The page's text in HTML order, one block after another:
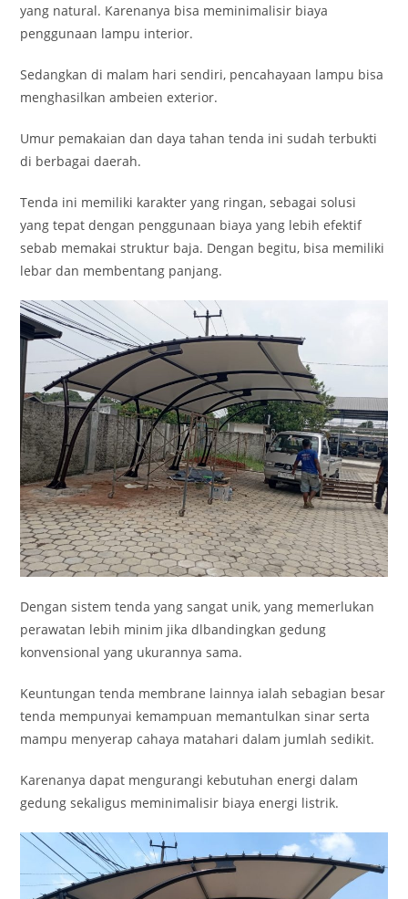
yang natural. Karenanya bisa meminimalisir biaya
penggunaan lampu interior.
Sedangkan di malam hari sendiri, pencahayaan lampu bisa
menghasilkan ambeien exterior.
Umur pemakaian dan daya tahan tenda ini sudah terbukti
di berbagai daerah.
Tenda ini memiliki karakter yang ringan, sebagai solusi
yang tepat dengan penggunaan biaya yang lebih efektif
sebab memakai struktur baja. Dengan begitu, bisa memiliki
lebar dan membentang panjang.
Dengan sistem tenda yang sangat unik, yang memerlukan
perawatan lebih minim jika dlbandingkan gedung
konvensional yang ukurannya sama.
Keuntungan tenda membrane lainnya ialah sebagian besar
tenda mempunyai kemampuan memantulkan sinar serta
mampu menyerap cahaya matahari dalam jumlah sedikit.
Karenanya dapat mengurangi kebutuhan energi dalam
gedung sekaligus meminimalisir biaya energi listrik.